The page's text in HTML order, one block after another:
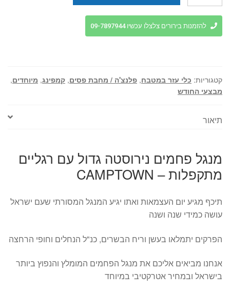
מנגל
פחמים
נירוסטה
רגליים
מתקפלות
CAMPTOWN
להזמנות בירורים צלצלו עכשיו 09-7897944
קטגוריות: כלי עזר במטבח, פלנצ'ה / מחבת פסים, קמפינג, מיוחדים,
מבצעי החודש
תיאור
מנגל פחמים נירוסטה גדול עם רגליים
מתקפלות – CAMPTOWN
תיכף מגיע יום העצמאות ואתו יגיע המנגל המסורתי שעם ישראל
עושה כמידי שנה ושנה
הפרקים יתמלאו בעשן וריח הבשרים, כנ"ל הנחלים וחופי הרחצה
אנחנו מביאים אליכם את מנגל הפחמים המומלץ והנפוץ ביותר
בישראל ובמחיר אטרקטיבי במיוחד